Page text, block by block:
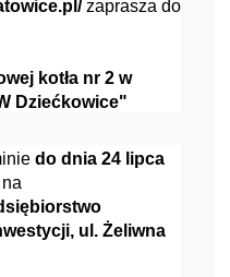
zaprasza do
kotła nr 2 w
Dziećkowice"
do dnia 24 lipca
na
ul. Żeliwna